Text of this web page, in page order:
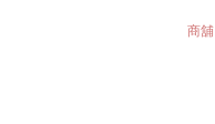
商舖